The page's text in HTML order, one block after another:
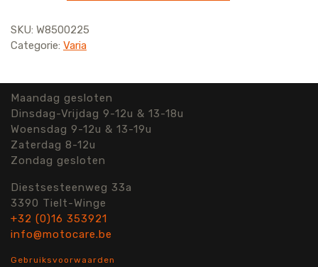
SKU: W8500225
Categorie: Varia
Maandag gesloten
Dinsdag-Vrijdag 9-12u & 13-18u
Woensdag 9-12u & 13-19u
Zaterdag 8-12u
Zondag gesloten
Diestsesteenweg 33a
3390 Tielt-Winge
+32 (0)16 353921
info@motocare.be
Gebruiksvoorwaarden